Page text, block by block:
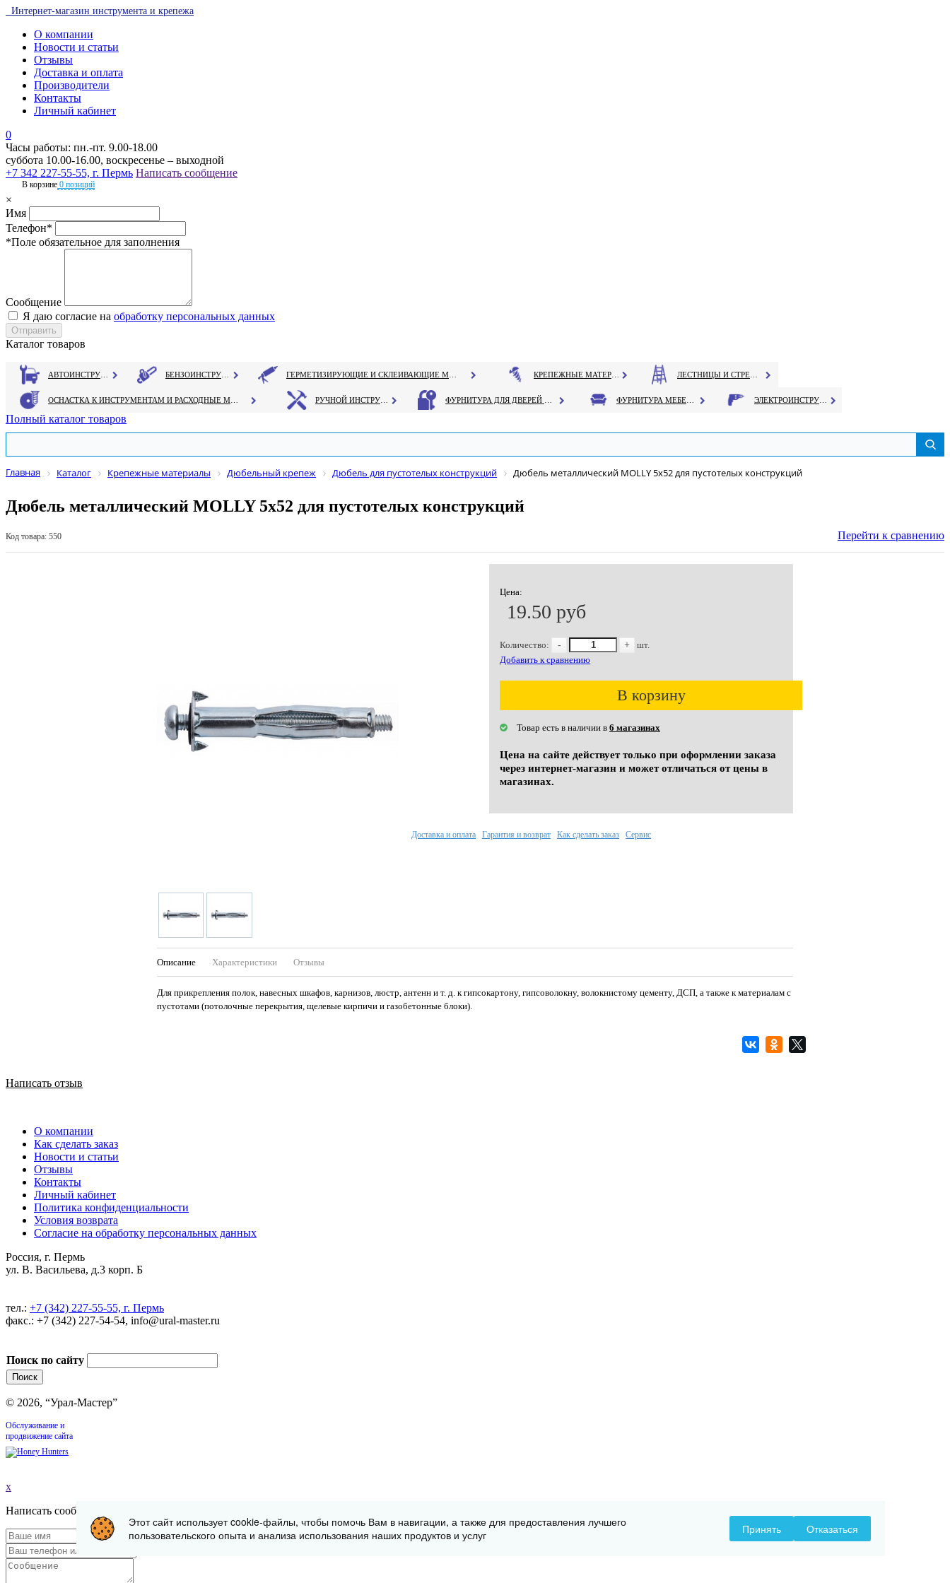
Интернет-магазин инструмента и крепежа
О компании
Новости и статьи
Отзывы
Доставка и оплата
Производители
Контакты
Личный кабинет
0
Часы работы: пн.-пт. 9.00-18.00
суббота 10.00-16.00, воскресенье – выходной
+7 342 227-55-55, г. Пермь Написать сообщение
В корзине 0 позиций
×
Имя
Телефон*
*Поле обязательное для заполнения
Сообщение
Я даю согласие на обработку персональных данных
Каталог товаров
Полный каталог товаров
Главная Каталог Крепежные материалы Дюбельный крепеж Дюбель для пустотелых конструкций Дюбель металлический MOLLY 5х52 для пустотелых конструкций
Дюбель металлический MOLLY 5х52 для пустотелых конструкций
Код товара: 550 Перейти к сравнению
Цена:
19.50 руб
Количество: - +
шт.
Добавить к сравнению
В корзину
Товар есть в наличии в 6 магазинах
Цена на сайте действует только при оформлении заказа
через интернет-магазин и может отличаться от цены в
магазинах.
Описание Характеристики Отзывы
Для прикрепления полок, навесных шкафов, карнизов, люстр, антенн и т. д. к гипсокартону, гипсоволокну, волокнистому цементу, ДСП, а также к материалам с
пустотами (потолочные перекрытия, щелевые кирпичи и газобетонные блоки).
Доставка и оплата Гарантия и возврат Как сделать заказ Сервис
Написать отзыв
О компании
Как сделать заказ
Новости и статьи
Отзывы
Контакты
Личный кабинет
Политика конфиденциальности
Условия возврата
Согласие на обработку персональных данных
Россия, г. Пермь
ул. В. Васильева, д.3 корп. Б
тел.: +7 (342) 227-55-55, г. Пермь
факс.: +7 (342) 227-54-54, info@ural-master.ru
Поиск по сайту
© 2026, “Урал-Мастер”
Обслуживание и
продвижение сайта
x
Написать сообщение
Этот сайт использует cookie-файлы, чтобы помочь Вам в навигации, а также для предоставления лучшего
пользовательского опыта и анализа использования наших продуктов и услуг
Принять Отказаться